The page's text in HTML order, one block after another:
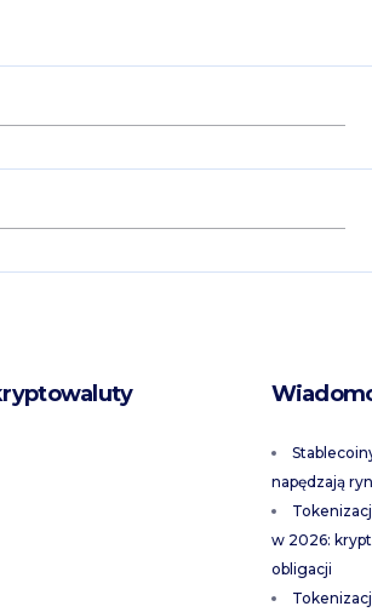
napędzają
w 2026:
obligacji